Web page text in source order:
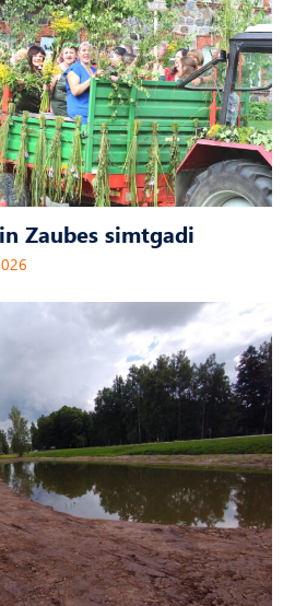
Zaubes simtgadi